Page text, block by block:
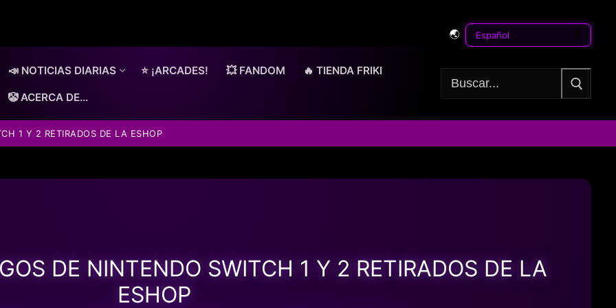
🌏
📣 NOTICIAS DIARIAS ⭐ ¡ARCADES! 💥 FANDOM 🔥 TIENDA FRIKI
🤡 ACERCA DE…
Buscar:
1 Y 2 RETIRADOS DE LA ESHOP
DE NINTENDO SWITCH 1 Y 2 RETIRADOS DE LA
ESHOP